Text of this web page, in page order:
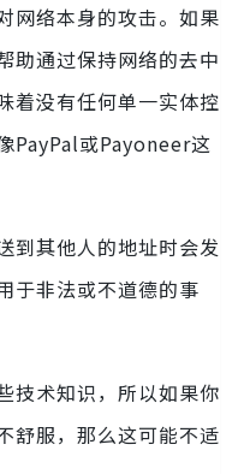
网络本身的攻击。如果
助通过保持网络的去中
着没有任何单一实体控
PayPal或Payoneer这
到其他人的地址时会发
于非法或不道德的事
技术知识，所以如果你
舒服，那么这可能不适